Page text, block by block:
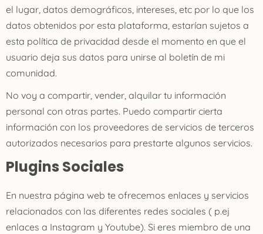
el lugar, datos demográficos, intereses, etc por lo que los
datos obtenidos por esta plataforma, estarían sujetos a
esta política de privacidad desde el momento en que el
usuario deja sus datos para unirse al boletín de mi
comunidad.
No voy a compartir, vender, alquilar tu información
personal con otras partes. Puedo compartir cierta
información con los proveedores de servicios de terceros
autorizados necesarios para prestarte algunos servicios.
Plugins Sociales
En nuestra página web te ofrecemos enlaces y servicios
relacionados con las diferentes redes sociales ( p.ej
enlaces a Instagram y Youtube). Si eres miembro de una